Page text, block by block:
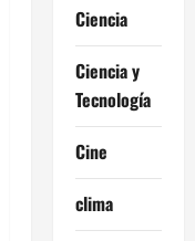
Ciencia
Ciencia y
Tecnología
Cine
clima